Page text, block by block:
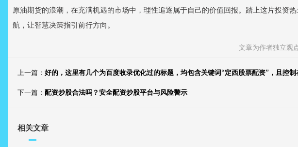
原油期货的浪潮，在充满机遇的市场中，理性追逐属于自己的价值回报。踏上这片投资
航，让智慧决策指引前行方向。
文章为作者独立观
上一篇： 好的，这里有几个为百度收录优化过的标题，均包含关键词“定西股票配资”，且控制
下一篇： 配资炒股合法吗？安全配资炒股平台与风险警示
相关文章